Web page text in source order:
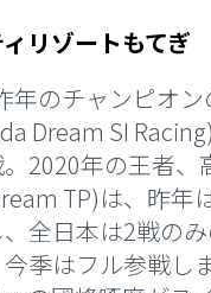
リゾートもてぎ
年のチャンピオ
Dream SI
2020年の王者、
TP)は、昨年
全日本は2戦の
季はフル参戦し